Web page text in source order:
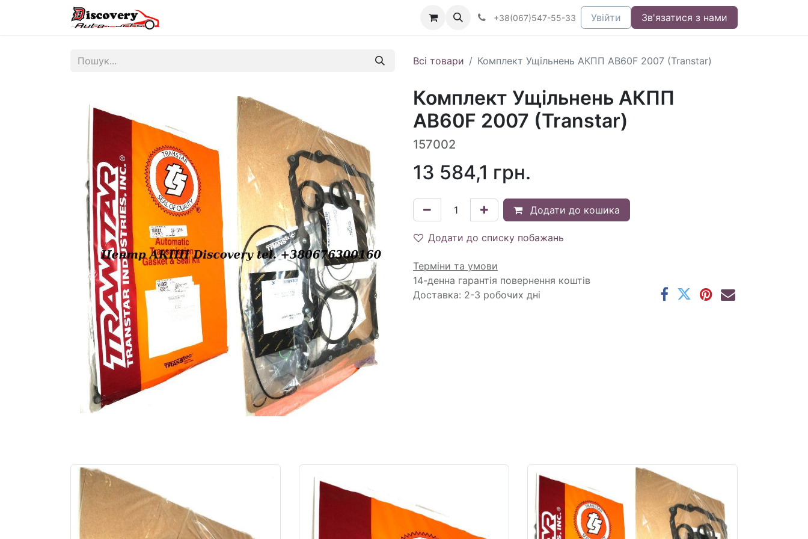
+38(067)547-55-33 Увійти Зв'язатися з нами
Всі товари Комплект Ущільнень АКПП AB60F 2007 (Transtar)
Комплект Ущільнень АКПП
AB60F 2007 (Transtar)
157002
13 584,1 грн.
Додати до кошика
Додати до списку побажань
Терміни та умови
14-денна гарантія повернення коштів
Доставка: 2-3 робочих дні